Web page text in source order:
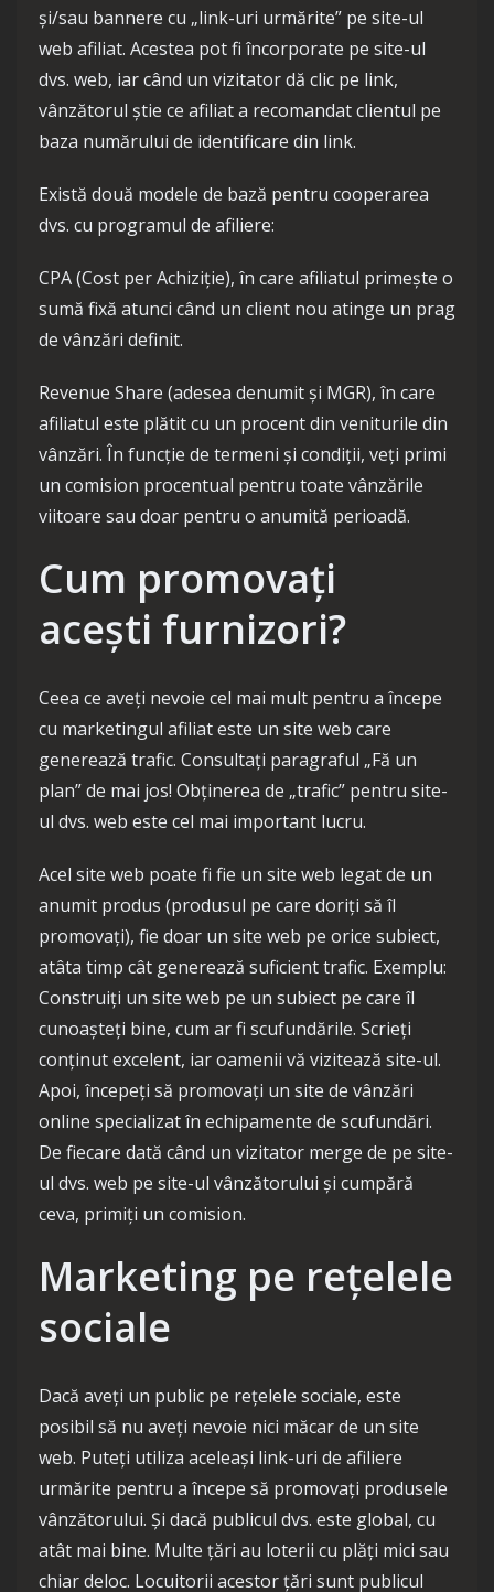
și/sau bannere cu „link-uri urmărite” pe site-ul
web afiliat. Acestea pot fi încorporate pe site-ul
dvs. web, iar când un vizitator dă clic pe link,
vânzătorul știe ce afiliat a recomandat clientul pe
baza numărului de identificare din link.
Există două modele de bază pentru cooperarea
dvs. cu programul de afiliere:
CPA (Cost per Achiziție), în care afiliatul primește o
sumă fixă ​​atunci când un client nou atinge un prag
de vânzări definit.
Revenue Share (adesea denumit și MGR), în care
afiliatul este plătit cu un procent din veniturile din
vânzări. În funcție de termeni și condiții, veți primi
un comision procentual pentru toate vânzările
viitoare sau doar pentru o anumită perioadă.
Cum promovați
acești furnizori?
Ceea ce aveți nevoie cel mai mult pentru a începe
cu marketingul afiliat este un site web care
generează trafic. Consultați paragraful „Fă un
plan” de mai jos! Obținerea de „trafic” pentru site-
ul dvs. web este cel mai important lucru.
Acel site web poate fi fie un site web legat de un
anumit produs (produsul pe care doriți să îl
promovați), fie doar un site web pe orice subiect,
atâta timp cât generează suficient trafic. Exemplu:
Construiți un site web pe un subiect pe care îl
cunoașteți bine, cum ar fi scufundările. Scrieți
conținut excelent, iar oamenii vă vizitează site-ul.
Apoi, începeți să promovați un site de vânzări
online specializat în echipamente de scufundări.
De fiecare dată când un vizitator merge de pe site-
ul dvs. web pe site-ul vânzătorului și cumpără
ceva, primiți un comision.
Marketing pe rețelele
sociale
Dacă aveți un public pe rețelele sociale, este
posibil să nu aveți nevoie nici măcar de un site
web. Puteți utiliza aceleași link-uri de afiliere
urmărite pentru a începe să promovați produsele
vânzătorului. Și dacă publicul dvs. este global, cu
atât mai bine. Multe țări au loterii cu plăți mici sau
chiar deloc. Locuitorii acestor țări sunt publicul